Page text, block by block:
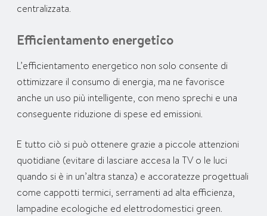
centralizzata.
Efficientamento energetico
L’efficientamento energetico non solo consente di
ottimizzare il consumo di energia, ma ne favorisce
anche un uso più intelligente, con meno sprechi e una
conseguente riduzione di spese ed emissioni.
E tutto ciò si può ottenere grazie a piccole attenzioni
quotidiane (evitare di lasciare accesa la TV o le luci
quando si è in un’altra stanza) e accoratezze progettuali
come cappotti termici, serramenti ad alta efficienza,
lampadine ecologiche ed elettrodomestici green.